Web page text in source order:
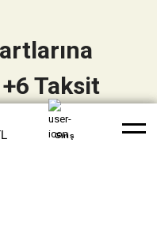
70 Whatsapp Yardım
Giriş
Taksit